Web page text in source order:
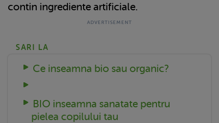
contin ingrediente artificiale.
SARI LA
Ce inseamna bio sau organic?
BIO inseamna sanatate pentru
pielea copilului tau